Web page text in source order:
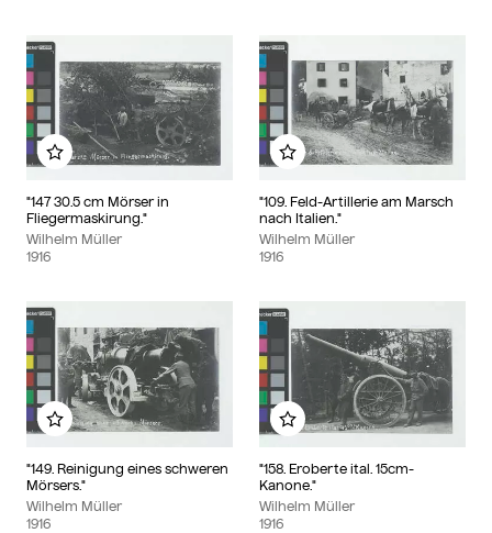
"147 30.5 cm Mörser in
Fliegermaskirung."
Wilhelm Müller
1916
Zu meinem Album hinzufügen
"109. Feld-Artillerie am Marsch
nach Italien."
Wilhelm Müller
1916
Zu meinem Album
"149. Reinigung eines schweren
Mörsers."
Wilhelm Müller
1916
Zu meinem Album hinzufügen
"158. Eroberte ital. 15cm-
Kanone."
Wilhelm Müller
1916
Zu meinem Album